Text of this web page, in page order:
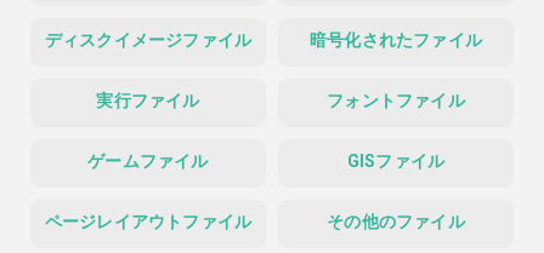
ディスクイメージファイル 暗号化されたファイル
実行ファイル フォントファイル
ゲームファイル GISファイル
ページレイアウトファイル その他のファイル